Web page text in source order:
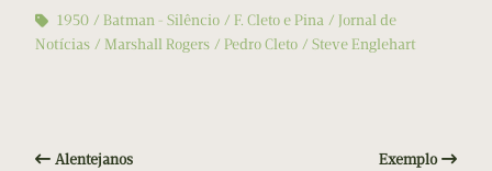
1950
Batman - Silêncio F. Cleto e Pina
Jornal de
Notícias
Marshall Rogers Pedro Cleto Steve Englehart
Alentejanos Exemplo